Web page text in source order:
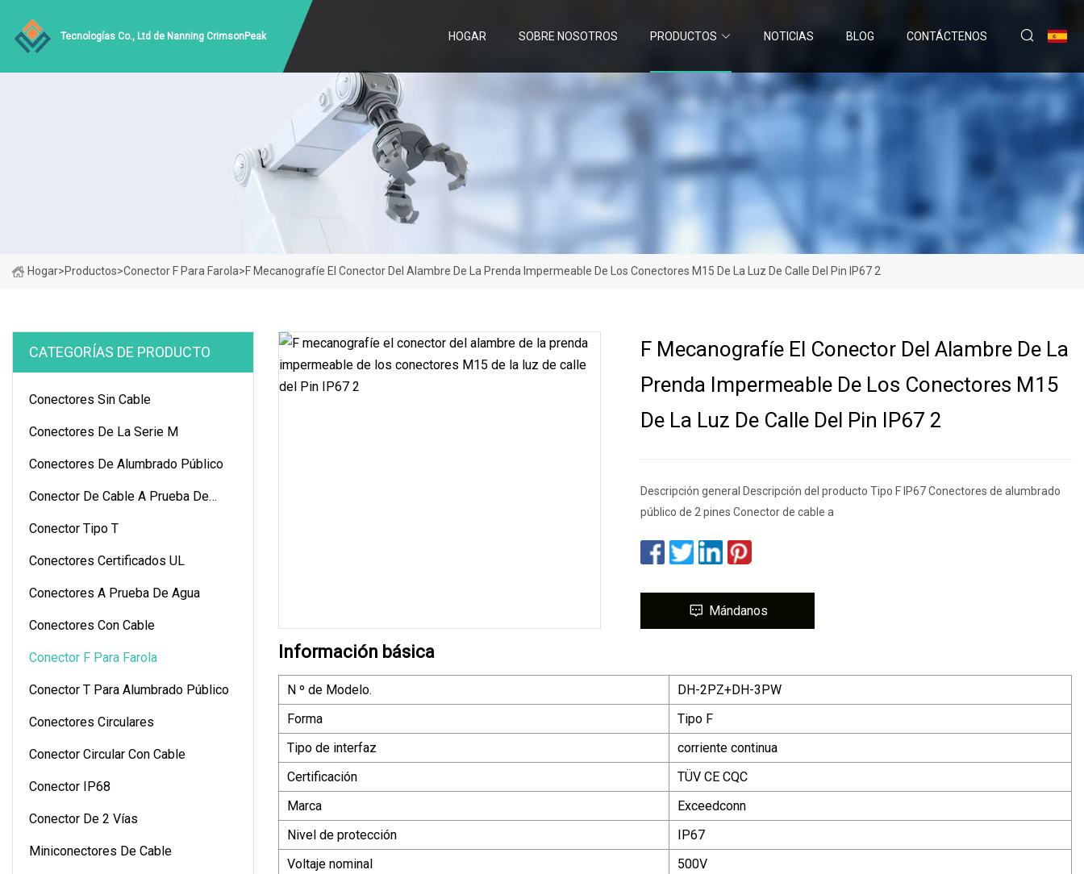
Tecnologías Co., Ltd de Nanning CrimsonPeak HOGAR SOBRE NOSOTROS PRODUCTOS NOTICIAS BLOG CONTÁCTENOS
Hogar>Productos>Conector F Para Farola>F Mecanografíe El Conector Del Alambre De La Prenda Impermeable De Los Conectores M15 De La Luz De Calle Del Pin IP67 2
CATEGORÍAS DE PRODUCTO
Conectores Sin Cable
Conectores De La Serie M
Conectores De Alumbrado Público
Conector De Cable A Prueba De
Conector Tipo T
Conectores Certificados UL
Conectores A Prueba De Agua
Conectores Con Cable
Conector F Para Farola
Conector T Para Alumbrado Público
Conectores Circulares
Conector Circular Con Cable
Conector IP68
Conector De 2 Vías
Miniconectores De Cable
F Mecanografíe El Conector Del Alambre De La
Prenda Impermeable De Los Conectores M15
De La Luz De Calle Del Pin IP67 2
Descripción general Descripción del producto Tipo F IP67 Conectores de alumbrado
público de 2 pines Conector de cable a
Mándanos
Información básica
N º de Modelo.
DH-2PZ+DH-3PW
Forma
Tipo F
Tipo de interfaz
corriente continua
Certificación
TÜV CE CQC
Marca
Exceedconn
Nivel de protección
IP67
Voltaje nominal
500V